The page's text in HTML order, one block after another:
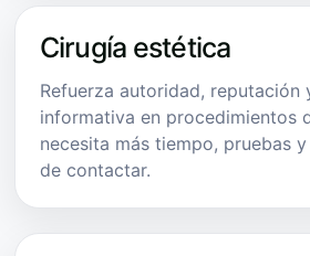
Cirugía estética
Refuerza autoridad, reputación
informativa en procedimientos
necesita más tiempo, pruebas
de contactar.